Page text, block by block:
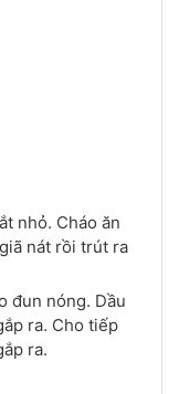
nhỏ. Cháo ăn
nát rồi trút ra
đun nóng. Dầu
ra. Cho tiếp
ra.